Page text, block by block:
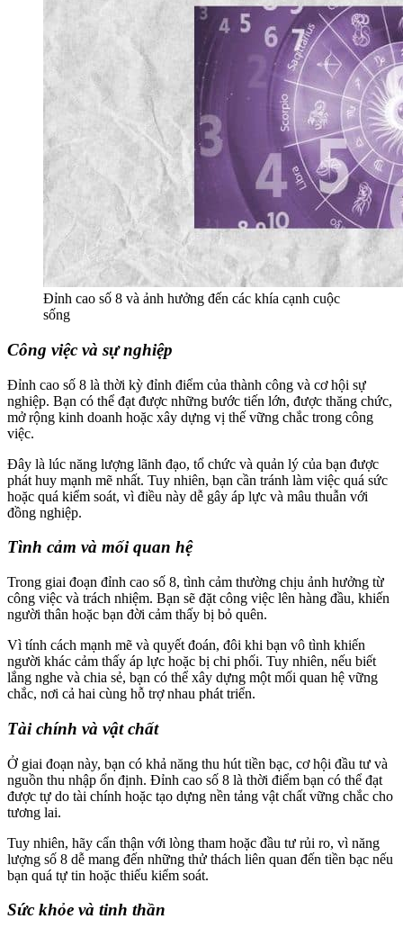
Đỉnh cao số 8 và ảnh hưởng đến các khía cạnh cuộc
sống
Công việc và sự nghiệp
Đỉnh cao số 8 là thời kỳ đỉnh điểm của thành công và cơ hội sự
nghiệp. Bạn có thể đạt được những bước tiến lớn, được thăng chức,
mở rộng kinh doanh hoặc xây dựng vị thế vững chắc trong công
việc.
Đây là lúc năng lượng lãnh đạo, tổ chức và quản lý của bạn được
phát huy mạnh mẽ nhất. Tuy nhiên, bạn cần tránh làm việc quá sức
hoặc quá kiểm soát, vì điều này dễ gây áp lực và mâu thuẫn với
đồng nghiệp.
Tình cảm và mối quan hệ
Trong giai đoạn đỉnh cao số 8, tình cảm thường chịu ảnh hưởng từ
công việc và trách nhiệm. Bạn sẽ đặt công việc lên hàng đầu, khiến
người thân hoặc bạn đời cảm thấy bị bỏ quên.
Vì tính cách mạnh mẽ và quyết đoán, đôi khi bạn vô tình khiến
người khác cảm thấy áp lực hoặc bị chi phối. Tuy nhiên, nếu biết
lắng nghe và chia sẻ, bạn có thể xây dựng một mối quan hệ vững
chắc, nơi cả hai cùng hỗ trợ nhau phát triển.
Tài chính và vật chất
Ở giai đoạn này, bạn có khả năng thu hút tiền bạc, cơ hội đầu tư và
nguồn thu nhập ổn định. Đỉnh cao số 8 là thời điểm bạn có thể đạt
được tự do tài chính hoặc tạo dựng nền tảng vật chất vững chắc cho
tương lai.
Tuy nhiên, hãy cẩn thận với lòng tham hoặc đầu tư rủi ro, vì năng
lượng số 8 dễ mang đến những thử thách liên quan đến tiền bạc nếu
bạn quá tự tin hoặc thiếu kiểm soát.
Sức khỏe và tinh thần